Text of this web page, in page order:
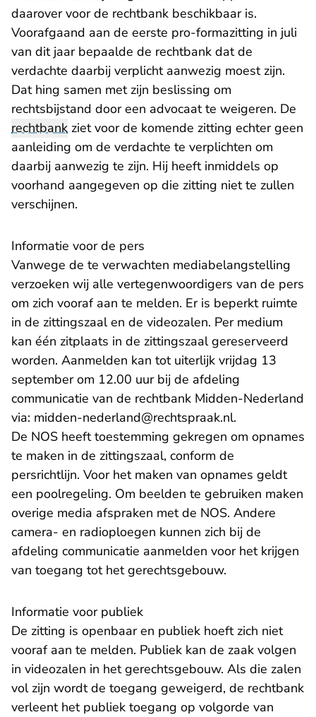
daarover voor de rechtbank beschikbaar is.
Voorafgaand aan de eerste pro-formazitting in juli
van dit jaar bepaalde de rechtbank dat de
verdachte daarbij verplicht aanwezig moest zijn.
Dat hing samen met zijn beslissing om
rechtsbijstand door een advocaat te weigeren. De
rechtbank ziet voor de komende zitting echter geen
aanleiding om de verdachte te verplichten om
daarbij aanwezig te zijn. Hij heeft inmiddels op
voorhand aangegeven op die zitting niet te zullen
verschijnen.
Informatie voor de pers
Vanwege de te verwachten mediabelangstelling
verzoeken wij alle vertegenwoordigers van de pers
om zich vooraf aan te melden. Er is beperkt ruimte
in de zittingszaal en de videozalen. Per medium
kan één zitplaats in de zittingszaal gereserveerd
worden. Aanmelden kan tot uiterlijk vrijdag 13
september om 12.00 uur bij de afdeling
communicatie van de rechtbank Midden-Nederland
via: midden-nederland@rechtspraak.nl- U verlaat
.
De NOS heeft toestemming gekregen om opnames
te maken in de zittingszaal, conform de
persrichtlijn. Voor het maken van opnames geldt
een poolregeling. Om beelden te gebruiken maken
overige media afspraken met de NOS. Andere
camera- en radioploegen kunnen zich bij de
afdeling communicatie aanmelden voor het krijgen
van toegang tot het gerechtsgebouw.
Informatie voor publiek
De zitting is openbaar en publiek hoeft zich niet
vooraf aan te melden. Publiek kan de zaak volgen
in videozalen in het gerechtsgebouw. Als die zalen
vol zijn wordt de toegang geweigerd, de rechtbank
verleent het publiek toegang op volgorde van